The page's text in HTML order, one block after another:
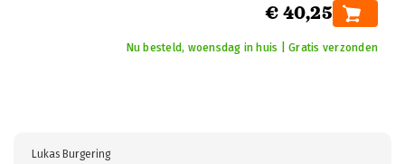
€ 40,25
Nu besteld, woensdag in huis | Gratis verzonden
Lukas Burgering